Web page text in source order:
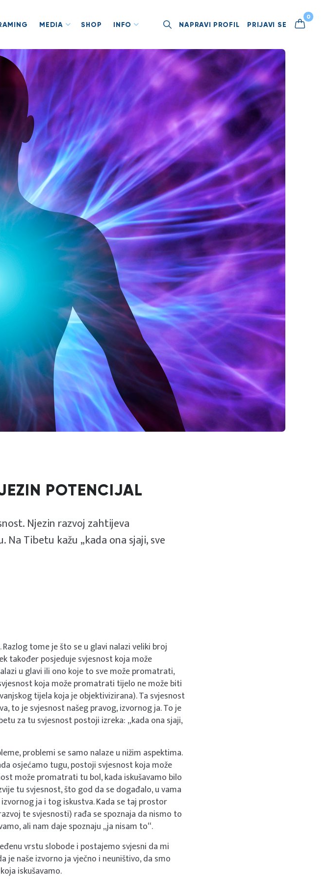
MEDIA SHOP INFO NAPRAVI PROFIL PRIJAVI SE
0
POTENCIJAL
Njezin razvoj zahtijeva
Tibetu kažu „kada ona sjaji, sve
tome je što se u glavi nalazi veliki broj
također posjeduje svjesnost koja može
u glavi ili ono koje to sve može promatrati,
koja može promatrati tijelo ne može biti
tijela koja je objektivizirana). Ta svjesnost
to je svjesnost našeg pravog, izvornog ja. To je
za tu svjesnost postoji izreka: „kada ona sjaji,
problemi se samo nalaze u nižim aspektima.
osjećamo tugu, postoji svjesnost koja može
može promatrati tu bol, kada iskušavamo bilo
tu svjesnost, što god da se događalo, u vama
ja i tog iskustva. Kada se taj prostor
te svjesnosti) rađa se spoznaja da nismo to
ali nam daje spoznaju „ja nisam to“.
vrstu slobode i postajemo svjesni da mi
je naše izvorno ja vječno i neuništivo, da smo
iskušavamo.